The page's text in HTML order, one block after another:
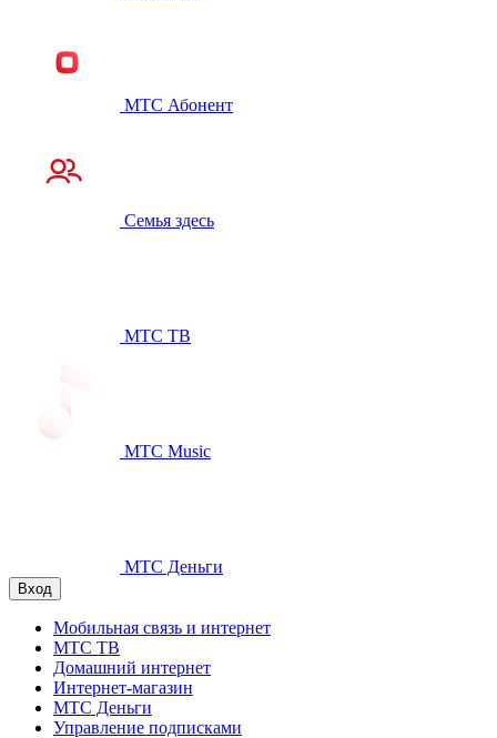
МТС Абонент
Семья здесь
МТС ТВ
МТС Music
МТС Деньги
Вход
Мобильная связь и интернет
МТС ТВ
Домашний интернет
Интернет-магазин
МТС Деньги
Управление подписками